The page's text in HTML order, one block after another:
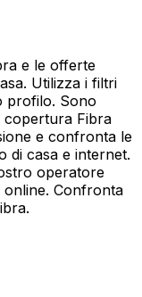
e le offerte
Utilizza i filtri
profilo. Sono
copertura Fibra
e confronta le
di casa e internet.
operatore
Confronta